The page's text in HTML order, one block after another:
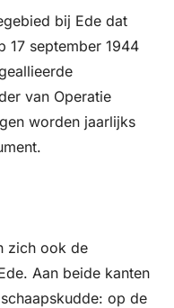
bij Ede dat
17 september 1944
van Operatie
worden jaarlijks
zich ook de
Aan beide kanten
op de